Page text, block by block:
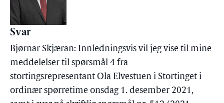
Svar
Bjørnar Skjæran: Innledningsvis vil jeg vise til mine
meddelelser til spørsmål 4 fra
stortingsrepresentant Ola Elvestuen i Stortinget i
ordinær spørretime onsdag 1. desember 2021,